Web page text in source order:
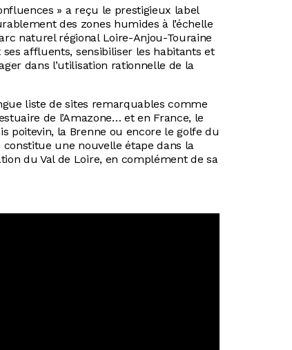
» a reçu le prestigieux label
des zones humides à l’échelle
naturel régional Loire-Anjou-Touraine
affluents, sensibiliser les habitants et
dans l’utilisation rationnelle de la
liste de sites remarquables comme
de l’Amazone… et en France, le
poitevin, la Brenne ou encore le golfe du
une nouvelle étape dans la
du Val de Loire, en complément de sa